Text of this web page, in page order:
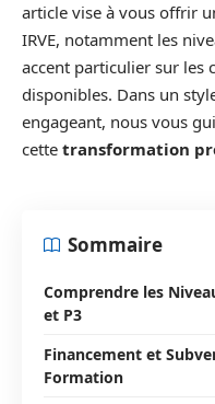
article vise à vous offrir
IRVE, notamment les
accent particulier sur les
disponibles. Dans un
engageant, nous vous
cette transformation
Sommaire
Comprendre les
et P3
Financement et
Formation